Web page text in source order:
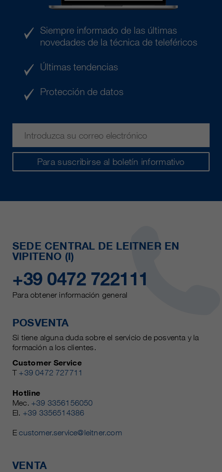
Para suscribirse al boletín informativo
Siempre informado de las últimas
novedades de la técnica de teleféricos
Últimas tendencias
Protección de datos
SEDE CENTRAL DE LEITNER EN
VIPITENO (I)
+39 0472 722111
Para obtener información general
POSVENTA
Si tiene alguna duda sobre el servicio de posventa y la
formación a los clientes.
Customer Service
T +39 0472 727711
Hotline
Mec. +39 3356156050
El. +39 3356514386
Ecustomer.service@leitner.com
VENTA